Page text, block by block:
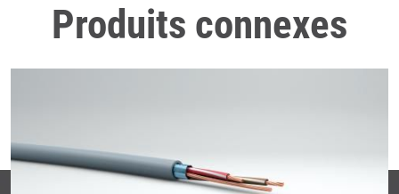
Produits connexes